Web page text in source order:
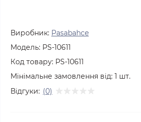
Виробник: Pasabahce
Модель: PS-10611
Код товару: PS-10611
Мінімальне замовлення від: 1 шт.
Відгуки: (0)